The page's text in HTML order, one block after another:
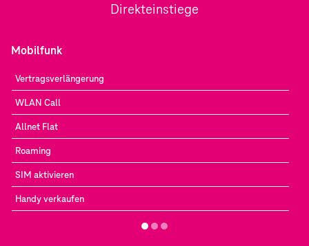
Direkteinstiege
Mobilfunk
Vertragsverlängerung
WLAN Call
Allnet Flat
Roaming
SIM aktivieren
Handy verkaufen